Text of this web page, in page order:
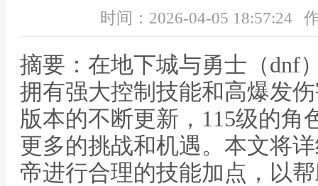
时间：2026-04-05 18:57:24
摘要：在地下城与勇士（dnf
拥有强大控制技能和高爆发
版本的不断更新，115级的角
更多的挑战和机遇。本文将
帝进行合理的技能加点，以